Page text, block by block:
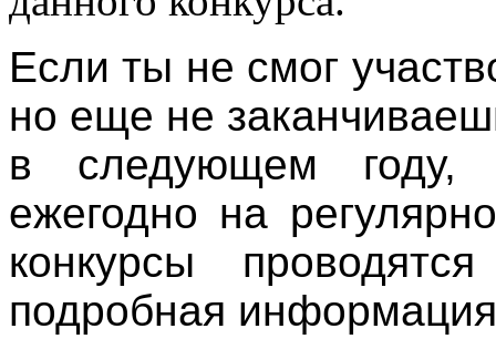
Если ты не смог
но еще не
в следующем году,
ежегодно на
конкурсы
подробная